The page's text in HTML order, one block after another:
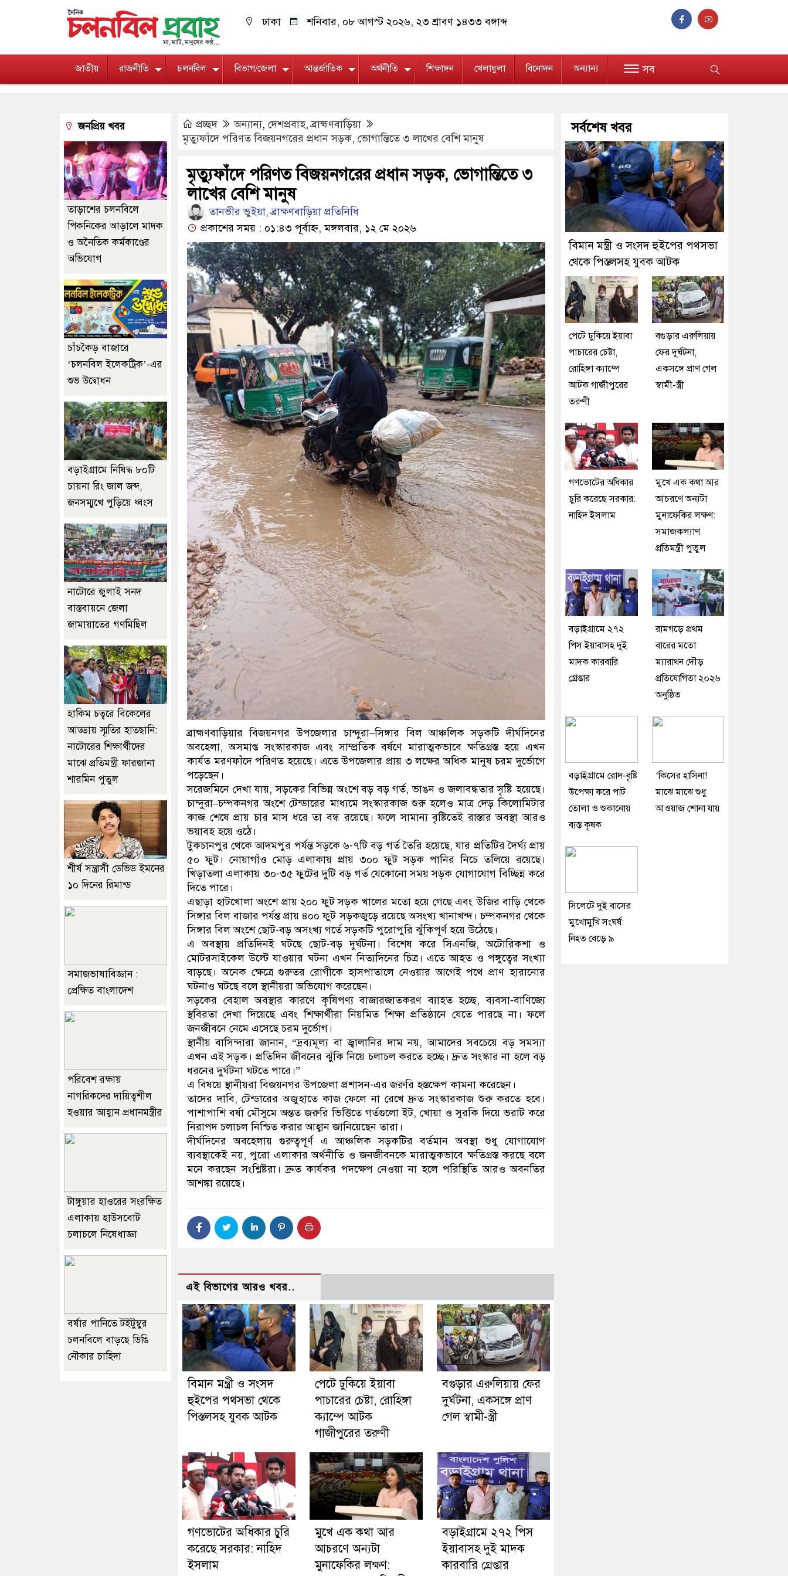
ঢাকা শনিবার, ০৮ আগস্ট ২০২৬, ২৩ শ্রাবণ ১৪৩৩ বঙ্গাব্দ
জাতীয় রাজনীতি চলনবিল বিভাগ/জেলা আন্তর্জাতিক অর্থনীতি শিক্ষাঙ্গন খেলাধুলা বিনোদন অন্যান্য সব
প্রচ্ছদ অন্যান্য, দেশপ্রবাহ,ব্রাহ্মণবাড়িয়া
মৃত্যুফাঁদে পরিণত বিজয়নগরের প্রধান সড়ক, ভোগান্তিতে ৩ লাখের বেশি মানুষ
মৃত্যুফাঁদে পরিণত বিজয়নগরের প্রধান সড়ক, ভোগান্তিতে ৩
লাখের বেশি মানুষ
তানভীর ভুইয়া, ব্রাক্ষণবাড়িয়া প্রতিনিধি
প্রকাশের সময় : ০১:৪৩ পূর্বাহ্ন, মঙ্গলবার, ১২ মে ২০২৬
ব্রাহ্মণবাড়িয়ার বিজয়নগর উপজেলার চান্দুরা–সিঙ্গার বিল আঞ্চলিক সড়কটি দীর্ঘদিনের
অবহেলা, অসমাপ্ত সংস্কারকাজ এবং সাম্প্রতিক বর্ষণে মারাত্মকভাবে ক্ষতিগ্রস্ত হয়ে এখন
কার্যত মরণফাঁদে পরিণত হয়েছে। এতে উপজেলার প্রায় ৩ লক্ষের অধিক মানুষ চরম দুর্ভোগে
পড়েছেন।
সরেজমিনে দেখা যায়, সড়কের বিভিন্ন অংশে বড় বড় গর্ত, ভাঙন ও জলাবদ্ধতার সৃষ্টি হয়েছে।
চান্দুরা–চম্পকনগর অংশে টেন্ডারের মাধ্যমে সংস্কারকাজ শুরু হলেও মাত্র দেড় কিলোমিটার
কাজ শেষে প্রায় চার মাস ধরে তা বন্ধ রয়েছে। ফলে সামান্য বৃষ্টিতেই রাস্তার অবস্থা আরও
ভয়াবহ হয়ে ওঠে।
টুকচানপুর থেকে আদমপুর পর্যন্ত সড়কে ৬-৭টি বড় গর্ত তৈরি হয়েছে, যার প্রতিটির দৈর্ঘ্য প্রায়
৫০ ফুট। নোয়াগাঁও মোড় এলাকায় প্রায় ৩০০ ফুট সড়ক পানির নিচে তলিয়ে রয়েছে।
খিড়াতলা এলাকায় ৩০-৩৫ ফুটের দুটি বড় গর্ত যেকোনো সময় সড়ক যোগাযোগ বিচ্ছিন্ন করে
দিতে পারে।
এছাড়া হাটখোলা অংশে প্রায় ২০০ ফুট সড়ক খালের মতো হয়ে গেছে এবং উজির বাড়ি থেকে
সিঙ্গার বিল বাজার পর্যন্ত প্রায় ৪০০ ফুট সড়কজুড়ে রয়েছে অসংখ্য খানাখন্দ। চম্পকনগর থেকে
সিঙ্গার বিল অংশে ছোট-বড় অসংখ্য গর্তে সড়কটি পুরোপুরি ঝুঁকিপূর্ণ হয়ে উঠেছে।
এ অবস্থায় প্রতিদিনই ঘটছে ছোট-বড় দুর্ঘটনা। বিশেষ করে সিএনজি, অটোরিকশা ও
মোটরসাইকেল উল্টে যাওয়ার ঘটনা এখন নিত্যদিনের চিত্র। এতে আহত ও পঙ্গুত্বের সংখ্যা
বাড়ছে। অনেক ক্ষেত্রে গুরুতর রোগীকে হাসপাতালে নেওয়ার আগেই পথে প্রাণ হারানোর
ঘটনাও ঘটছে বলে স্থানীয়রা অভিযোগ করেছেন।
সড়কের বেহাল অবস্থার কারণে কৃষিপণ্য বাজারজাতকরণ ব্যাহত হচ্ছে, ব্যবসা-বাণিজ্যে
স্থবিরতা দেখা দিয়েছে এবং শিক্ষার্থীরা নিয়মিত শিক্ষা প্রতিষ্ঠানে যেতে পারছে না। ফলে
জনজীবনে নেমে এসেছে চরম দুর্ভোগ।
স্থানীয় বাসিন্দারা জানান, “দ্রব্যমূল্য বা জ্বালানির দাম নয়, আমাদের সবচেয়ে বড় সমস্যা
এখন এই সড়ক। প্রতিদিন জীবনের ঝুঁকি নিয়ে চলাচল করতে হচ্ছে। দ্রুত সংস্কার না হলে বড়
ধরনের দুর্ঘটনা ঘটতে পারে।”
এ বিষয়ে স্থানীয়রা বিজয়নগর উপজেলা প্রশাসন-এর জরুরি হস্তক্ষেপ কামনা করেছেন।
তাদের দাবি, টেন্ডারের অজুহাতে কাজ ফেলে না রেখে দ্রুত সংস্কারকাজ শুরু করতে হবে।
পাশাপাশি বর্ষা মৌসুমে অন্তত জরুরি ভিত্তিতে গর্তগুলো ইট, খোয়া ও সুরকি দিয়ে ভরাট করে
নিরাপদ চলাচল নিশ্চিত করার আহ্বান জানিয়েছেন তারা।
দীর্ঘদিনের অবহেলায় গুরুত্বপূর্ণ এ আঞ্চলিক সড়কটির বর্তমান অবস্থা শুধু যোগাযোগ
ব্যবস্থাকেই নয়, পুরো এলাকার অর্থনীতি ও জনজীবনকে মারাত্মকভাবে ক্ষতিগ্রস্ত করছে বলে
মনে করছেন সংশ্লিষ্টরা। দ্রুত কার্যকর পদক্ষেপ নেওয়া না হলে পরিস্থিতি আরও অবনতির
আশঙ্কা রয়েছে।
এই বিভাগের আরও খবর..
বিমান মন্ত্রী ও সংসদ
হুইপের পথসভা থেকে
পিস্তলসহ যুবক আটক
পেটে ঢুকিয়ে ইয়াবা
পাচারের চেষ্টা, রোহিঙ্গা
ক্যাম্পে আটক
গাজীপুরের তরুণী
বগুড়ার এরুলিয়ায় ফের
দুর্ঘটনা, একসঙ্গে প্রাণ
গেল স্বামী-স্ত্রী
গণভোটের অধিকার চুরি
করেছে সরকার: নাহিদ
ইসলাম
মুখে এক কথা আর
আচরণে অন্যটা
মুনাফেকির লক্ষণ:
বড়াইগ্রামে ২৭২ পিস
ইয়াবাসহ দুই মাদক
কারবারি গ্রেপ্তার
জনপ্রিয় খবর
তাড়াশের চলনবিলে
পিকনিকের আড়ালে মাদক
ও অনৈতিক কর্মকাণ্ডের
অভিযোগ
চাঁচকৈড় বাজারে
‘চলনবিল ইলেকট্রিক’-এর
শুভ উদ্বোধন
বড়াইগ্রামে নিষিদ্ধ ৮০টি
চায়না রিং জাল জব্দ,
জনসম্মুখে পুড়িয়ে ধ্বংস
নাটোরে জুলাই সনদ
বাস্তবায়নে জেলা
জামায়াতের গণমিছিল
হাকিম চত্বরে বিকেলের
আড্ডায় স্মৃতির হাতছানি:
নাটোরের শিক্ষার্থীদের
মাঝে প্রতিমন্ত্রী ফারজানা
শারমিন পুতুল
শীর্ষ সন্ত্রাসী ডেভিড ইমনের
১০ দিনের রিমান্ড
সমাজভাষাবিজ্ঞান :
প্রেক্ষিত বাংলাদেশ
পরিবেশ রক্ষায়
নাগরিকদের দায়িত্বশীল
হওয়ার আহ্বান প্রধানমন্ত্রীর
টাঙ্গুয়ার হাওরের সংরক্ষিত
এলাকায় হাউসবোট
চলাচলে নিষেধাজ্ঞা
বর্ষার পানিতে টইটুম্বুর
চলনবিলে বাড়ছে ডিঙি
নৌকার চাহিদা
সর্বশেষ খবর
বিমান মন্ত্রী ও সংসদ হুইপের পথসভা
থেকে পিস্তলসহ যুবক আটক
পেটে ঢুকিয়ে ইয়াবা
পাচারের চেষ্টা,
রোহিঙ্গা ক্যাম্পে
আটক গাজীপুরের
তরুণী
বগুড়ার এরুলিয়ায়
ফের দুর্ঘটনা,
একসঙ্গে প্রাণ গেল
স্বামী-স্ত্রী
গণভোটের অধিকার
চুরি করেছে সরকার:
নাহিদ ইসলাম
মুখে এক কথা আর
আচরণে অন্যটা
মুনাফেকির লক্ষণ:
সমাজকল্যাণ
প্রতিমন্ত্রী পুতুল
বড়াইগ্রামে ২৭২
পিস ইয়াবাসহ দুই
মাদক কারবারি
গ্রেপ্তার
রামগড়ে প্রথম
বারের মতো
ম্যারাথন দৌড়
প্রতিযোগিতা ২০২৬
অনুষ্ঠিত
বড়াইগ্রামে রোদ-বৃষ্টি
উপেক্ষা করে পাট
তোলা ও শুকানোয়
ব্যস্ত কৃষক
‘কিসের হাসিনা!
মাঝে মাঝে শুধু
আওয়াজ শোনা যায়
সিলেটে দুই বাসের
মুখোমুখি সংঘর্ষ:
নিহত বেড়ে ৯